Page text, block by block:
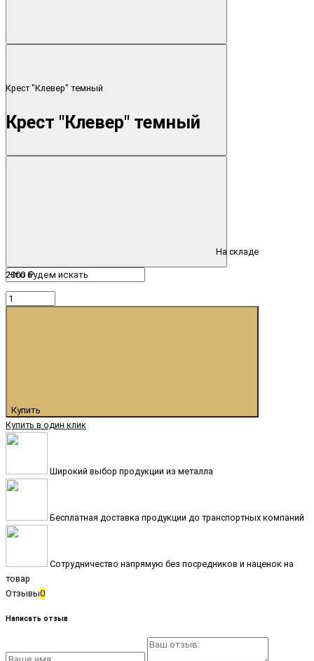
Крест "Клевер" темный
Крест "Клевер" темный
На складе
2000 ₽
Купить
Купить в один клик
Широкий выбор продукции из металла
Бесплатная доставка продукции до транспортных компаний
Сотрудничество напрямую без посредников и наценок на
товар
Отзывы0
Написать отзыв